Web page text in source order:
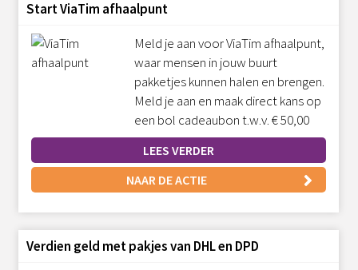
Start ViaTim afhaalpunt
Meld je aan voor ViaTim afhaalpunt,
waar mensen in jouw buurt
pakketjes kunnen halen en brengen.
Meld je aan en maak direct kans op
een bol cadeaubon t.w.v. € 50,00
LEES VERDER
NAAR DE ACTIE
Verdien geld met pakjes van DHL en DPD